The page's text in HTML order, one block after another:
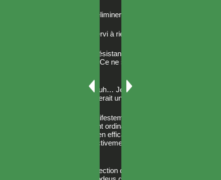
— Intrus. Éliminer, éliminer, éliminer.
— Quoi ?! Ça n’a servi à rien ! s’écria Erza.
— Il est drôlement résistant, et il n’a pas l’air de
ressentir la douleur. Ce ne sera pas facile de
— Dans ce cas… euh… Je pense qu’une
retraite stratégique serait une excellente idée.
Le golem n’était manifestement pas construit
comme un être vivant ordinaire. Si nous
n’avions aucun moyen efficace de le combattre,
la fuite semblait effectivement l’option la plus
— Allons dans la direction d’où il est venu,